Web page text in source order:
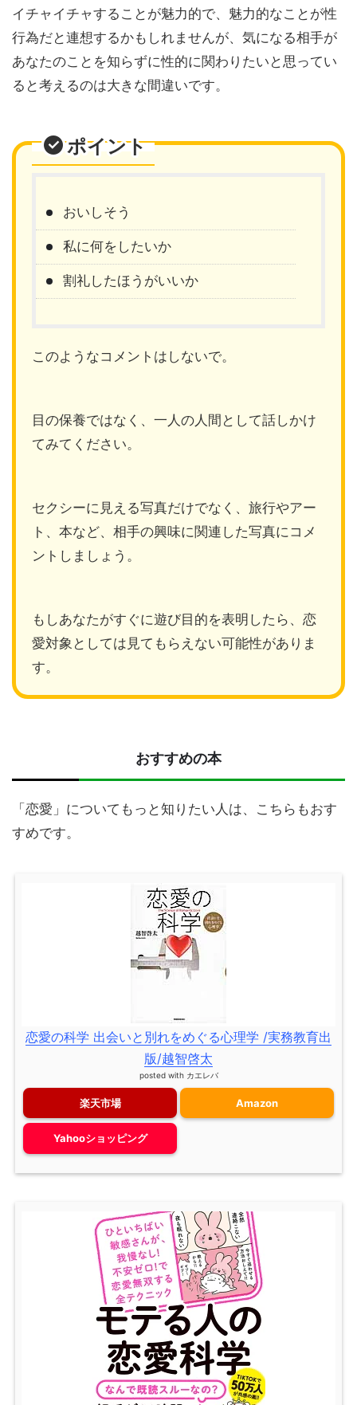
イチャイチャすることが魅力的で、魅力的なことが性
行為だと連想するかもしれませんが、気になる相手が
あなたのことを知らずに性的に関わりたいと思ってい
ると考えるのは大きな間違いです。
ポイント
おいしそう
私に何をしたいか
割礼したほうがいいか
このようなコメントはしないで。
目の保養ではなく、一人の人間として話しかけ
てみてください。
セクシーに見える写真だけでなく、旅行やアー
ト、本など、相手の興味に関連した写真にコメ
ントしましょう。
もしあなたがすぐに遊び目的を表明したら、恋
愛対象としては見てもらえない可能性がありま
す。
おすすめの本
「恋愛」についてもっと知りたい人は、こちらもおす
すめです。
恋愛の科学 出会いと別れをめぐる心理学 /実務教育出
版/越智啓太
posted with カエレバ
楽天市場 Amazon
Yahooショッピング